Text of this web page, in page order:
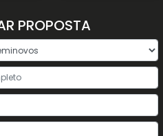
PROPOSTA